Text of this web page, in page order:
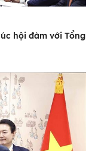
hội đàm với Tổng